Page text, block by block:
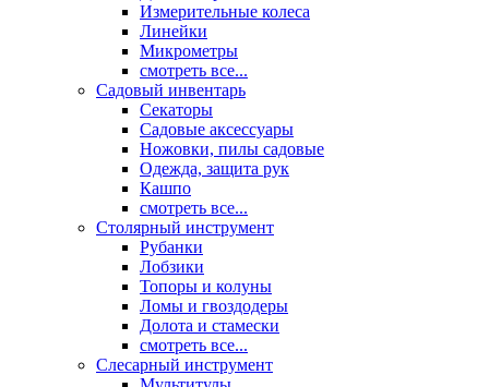
Измерительные колеса
Линейки
Микрометры
смотреть все...
Садовый инвентарь
Секаторы
Садовые аксессуары
Ножовки, пилы садовые
Одежда, защита рук
Кашпо
смотреть все...
Столярный инструмент
Рубанки
Лобзики
Топоры и колуны
Ломы и гвоздодеры
Долота и стамески
смотреть все...
Слесарный инструмент